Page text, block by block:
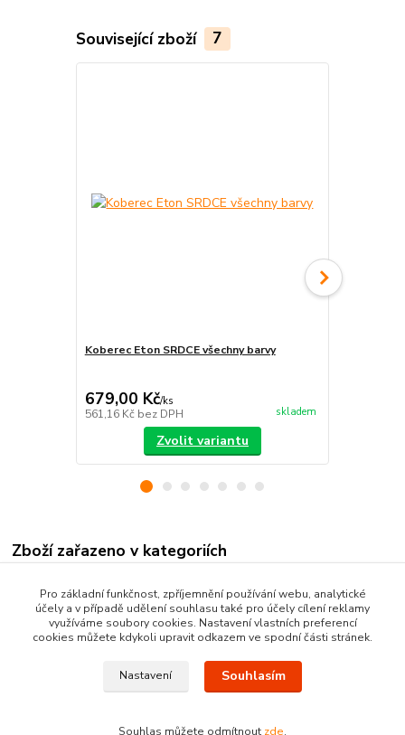
Související zboží 7
Koberec Eton SRDCE všechny barvy
679,00 Kč/ks
561,16 Kč bez DPH skladem
Zvolit variantu
Zboží zařazeno v kategoriích
Moderní kusové koberce
Pro základní funkčnost, zpříjemnění používání webu, analytické
účely a v případě udělení souhlasu také pro účely cílení reklamy
využíváme soubory cookies. Nastavení vlastních preferencí
cookies můžete kdykoli upravit odkazem ve spodní části stránek.
Nastavení Souhlasím
Souhlas můžete odmítnout zde.